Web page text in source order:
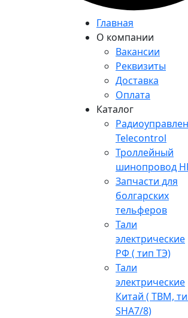
Главная
О компании
Вакансии
Реквизиты
Доставка
Оплата
Каталог
Telecontrol
Троллейный
шинопровод
Запчасти для
болгарских
тельферов
Тали
электрические
РФ ( тип ТЭ)
Тали
электрические
Китай ( TBM,
SHA7/8)